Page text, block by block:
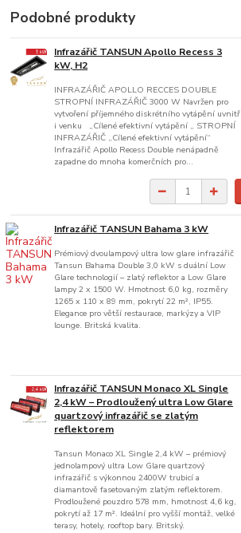
Podobné produkty
Infrazářič TANSUN Apollo Recess 3
kW, H2
INFRAZÁŘIČ APOLLO RECCES DOUBLE
STROPNÍ INFRAZÁŘIČ 3000 W Navržen pro
vytvoření příjemného diskrétního vytápění uvnitř
i venku „Cílené efektivní vytápění „ STROPNÍ
INFRAZÁŘIČ „Cílené efektivní vytápění“
Infrazářič Apollo Recess Double nenápadně
zapadne do mnoha komerčních pro...
Infrazářič TANSUN Bahama 3 kW
Prémiový dvoulampový ultra low glare infrazářič
Tansun Bahama Double 3,0 kW s duální Low
Glare technologií – zlatý reflektor a Low Glare
lampy 2 x 1500 W. Hmotnost 6,0 kg, rozměry
1265 x 110 x 89 mm, pokrytí 22 m², IP55.
Elegance pro větší restaurace, markýzy a VIP
lounge. Britská kvalita.
Infrazářič TANSUN Monaco XL Single
2,4 kW – Prodloužený ultra Low Glare
quartzový infrazářič se zlatým
reflektorem
Tansun Monaco XL Single 2,4 kW – prémiový
jednolampový ultra Low Glare quartzový
infrazářič s výkonnou 2400W trubicí a
diamantově fasetovaným zlatým reflektorem.
Prodloužené pouzdro 578 mm, hmotnost 4,6 kg,
pokrytí až 17 m². Ideální pro vyšší montáž, velké
terasy, hotely, rooftop bary. Britský.